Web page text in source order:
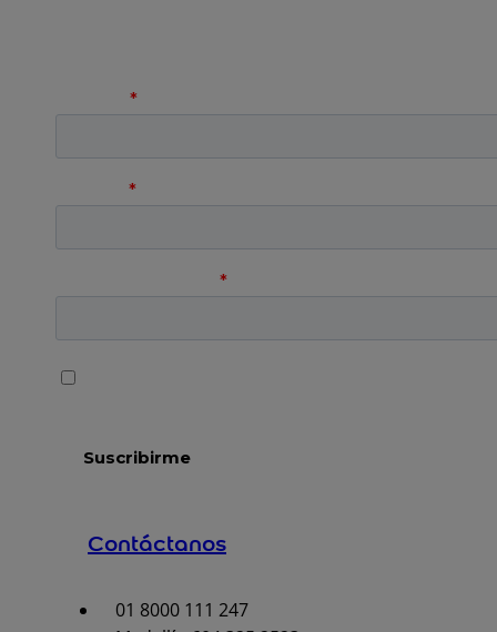
Contáctanos
01 8000 111 247